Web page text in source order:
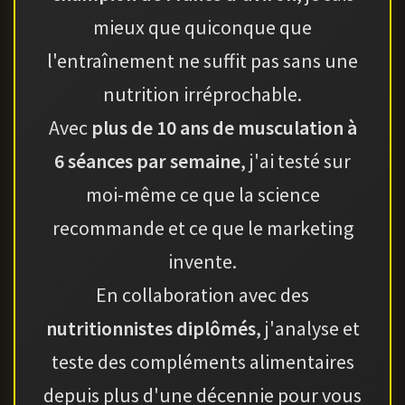
mieux que quiconque que
l'entraînement ne suffit pas sans une
nutrition irréprochable.
Avec plus de 10 ans de musculation à
6 séances par semaine, j'ai testé sur
moi-même ce que la science
recommande et ce que le marketing
invente.
En collaboration avec des
nutritionnistes diplômés, j'analyse et
teste des compléments alimentaires
depuis plus d'une décennie pour vous